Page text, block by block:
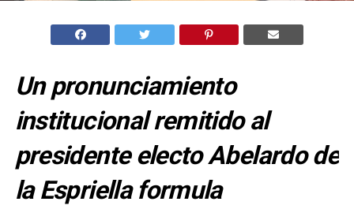
Un pronunciamiento
institucional remitido al
presidente electo Abelardo de
la Espriella formula